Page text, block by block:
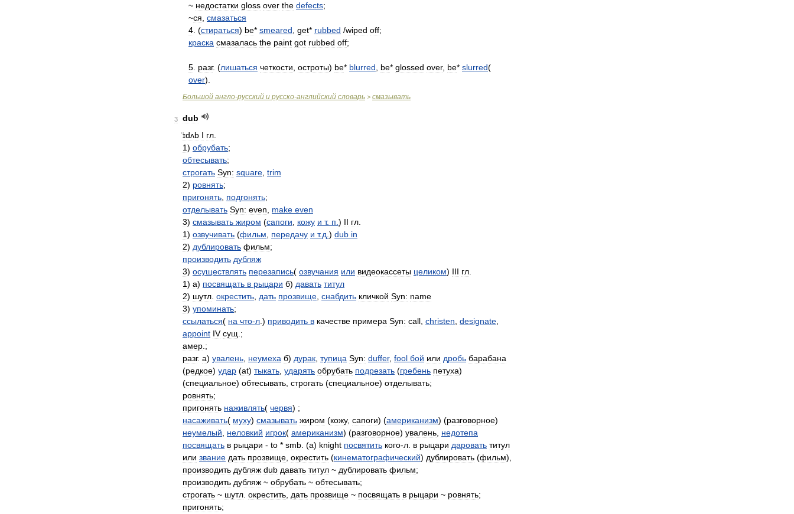
~ недостатки gloss over the defects;
~ся смазаться
4 . (стираться) be* smeared get* rubbed /wiped off;
краска смазалась the paint got rubbed off;
5 разг. (лишаться четкости остроты) be* blurred be* glossed over, be* slurred(
over).
Большой англо-русский и русско-английский словарь > смазывать
3
dub
̈ɪdʌb I гл
1) обрубать;
обтесывать;
строгать Syn: square trim
2) ровнять;
пригонять подгонять;
отделывать Syn: even make even
3) смазывать жиром (сапоги кожу и т. п ) II гл
1) озвучивать (фильм передачу и т.д ) dub in
2) дублировать фильм;
производить дубляж
3) осуществлять перезапись( озвучания или видеокассеты целиком) III гл
1) а) посвящать в рыцари б) давать титул
2) шутл окрестить дать прозвище снабдить кличкой Syn: name
3) упоминать;
ссылаться( на что-л .) приводить в качестве примера Syn: call christen designate
appoint IV сущ .;
амер .;
разг. а) увалень неумеха б) дурак тупица Syn: duffer, fool бой или дробь барабана
(редкое) удар (at) тыкать ударять обрубать подрезать (гребень петуха)
(специальное) обтесывать строгать (специальное) отделывать;
ровнять;
пригонять наживлять( червя) ;
насаживать( муху) смазывать жиром (кожу, сапоги) (американизм) (разговорное)
неумелый
неловкий игрок( американизм) (разговорное) увалень недотепа
посвящать в рыцари - to * smb . (a) knight посвятить кого-л в рыцари даровать титул
или звание дать прозвище окрестить (кинематографический) дублировать (фильм),
производить дубляж dub давать титул ~ дублировать фильм;
производить дубляж ~ обрубать ~ обтесывать;
строгать ~ шутл окрестить дать прозвище ~ посвящать в рыцари ~ ровнять;
пригонять;